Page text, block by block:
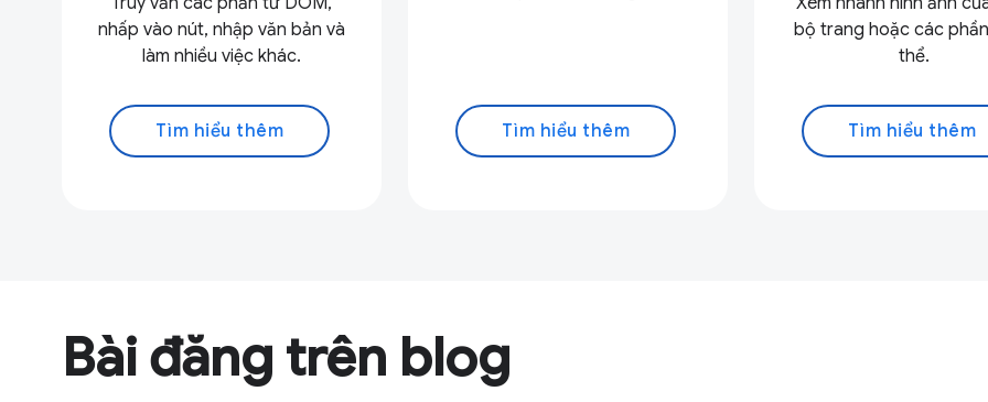
nhấp vào nút, nhập văn bản và
làm nhiều việc khác.
Tìm hiểu thêm Tìm hiểu thêm
bộ trang hoặc các
thể.
Tìm hiểu thêm
Bài đăng trên blog